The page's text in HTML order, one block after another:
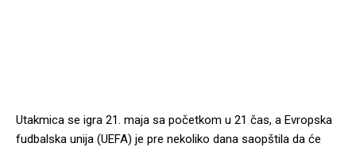
Utakmica se igra 21. maja sa početkom u 21 čas, a Evropska
fudbalska unija (UEFA) je pre nekoliko dana saopštila da će